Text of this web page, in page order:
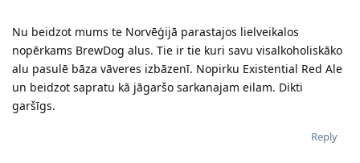
Nu beidzot mums te Norvēģijā parastajos lielveikalos
nopērkams BrewDog alus. Tie ir tie kuri savu visalkoholiskāko
alu pasulē bāza vāveres izbāzenī. Nopirku Existential Red Ale
un beidzot sapratu kā jāgaršo sarkanajam eilam. Dikti
garšīgs.
Reply